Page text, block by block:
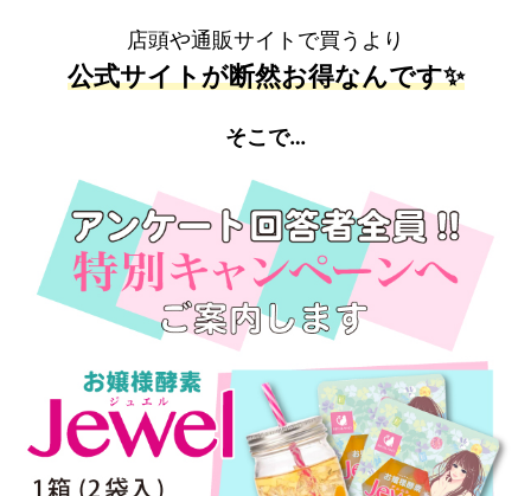
店頭や通販サイトで買うより
公式サイトが断然お得なんです✨
そこで…